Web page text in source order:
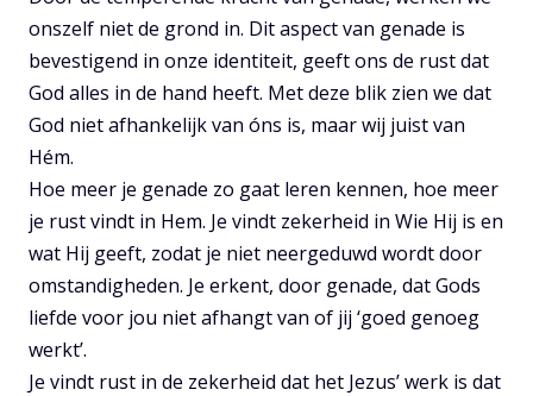
onszelf niet de grond in. Dit aspect van genade is
bevestigend in onze identiteit, geeft ons de rust dat
God alles in de hand heeft. Met deze blik zien we dat
God niet afhankelijk van óns is, maar wij juist van
Hém.
Hoe meer je genade zo gaat leren kennen, hoe meer
je rust vindt in Hem. Je vindt zekerheid in Wie Hij is en
wat Hij geeft, zodat je niet neergeduwd wordt door
omstandigheden. Je erkent, door genade, dat Gods
liefde voor jou niet afhangt van of jij ‘goed genoeg
werkt’.
Je vindt rust in de zekerheid dat het Jezus’ werk is dat